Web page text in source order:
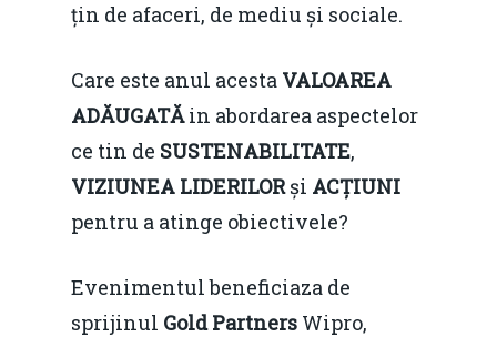
țin de afaceri, de mediu și sociale.
Care este anul acesta VALOAREA
ADĂUGATĂin abordarea aspectelor
ce tin de SUSTENABILITATE,
VIZIUNEA LIDERILORși ACȚIUNI
pentru a atinge obiectivele?
Evenimentul beneficiaza de
sprijinul Gold Partners Wipro,